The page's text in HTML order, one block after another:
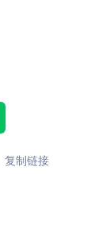
复制链接